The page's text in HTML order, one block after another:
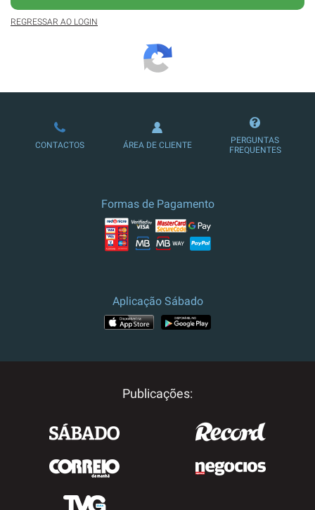
REGRESSAR AO LOGIN
CONTACTOS ÁREA DE CLIENTE
PERGUNTAS
FREQUENTES
Formas de Pagamento
Aplicação Sábado
Publicações: